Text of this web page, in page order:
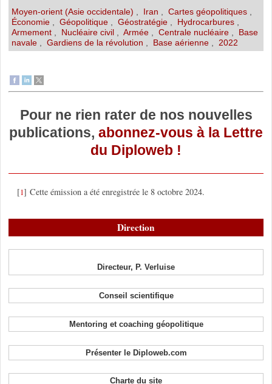
Moyen-orient (Asie occidentale) Iran Cartes géopolitiques,
Économie, Géopolitique, Géostratégie, Hydrocarbures,
Armement, Nucléaire civil, Armée, Centrale nucléaire
Base
navale, Gardiens de la révolution Base aérienne, 2022
Pour ne rien rater de nos nouvelles
publications, abonnez-vous à la Lettre
du Diploweb !
[1]Cette émission a été enregistrée le 8 octobre 2024.
Direction
Directeur, P. Verluise
Conseil scientifique
Mentoring et coaching géopolitique
Présenter le Diploweb.com
Charte du site